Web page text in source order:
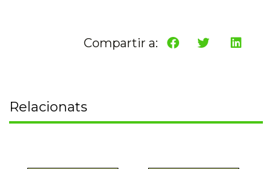
Compartir a:
Relacionats